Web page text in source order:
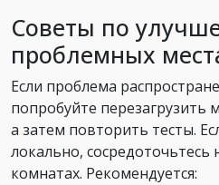
Советы по
проблемных
Если проблема
попробуйте
а затем повторить тесты.
локально,
комнатах. Рекомендуется: